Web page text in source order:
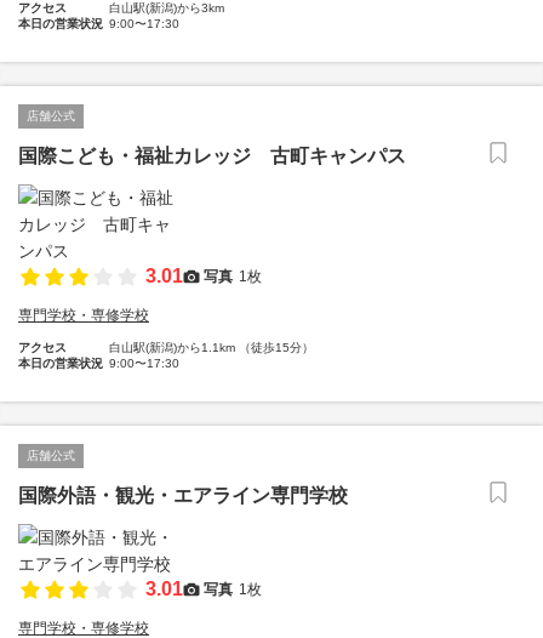
アクセス
白山駅(新潟)から3km
本日の営業状況 9:00〜17:30
店舗公式
国際こども・福祉カレッジ 古町キャンパス
3.01 写真 1枚
専門学校・専修学校
アクセス
白山駅(新潟)から1.1km （徒歩15分）
本日の営業状況 9:00〜17:30
店舗公式
国際外語・観光・エアライン専門学校
3.01 写真 1枚
専門学校・専修学校